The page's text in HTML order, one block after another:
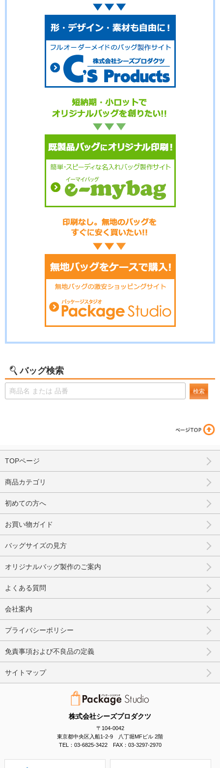
バッグ検索
検索
株式会社シーズプロダクツ
〒104-0042
東京都中央区入船1-2-9 八丁堀MFビル 2階
TEL：03-6825-3422 FAX：03-3297-2970
TOPページ
商品カテゴリ
初めての方へ
お買い物ガイド
バッグサイズの見方
オリジナルバッグ製作のご案内
よくある質問
会社案内
プライバシーポリシー
免責事項および不良品の定義
サイトマップ